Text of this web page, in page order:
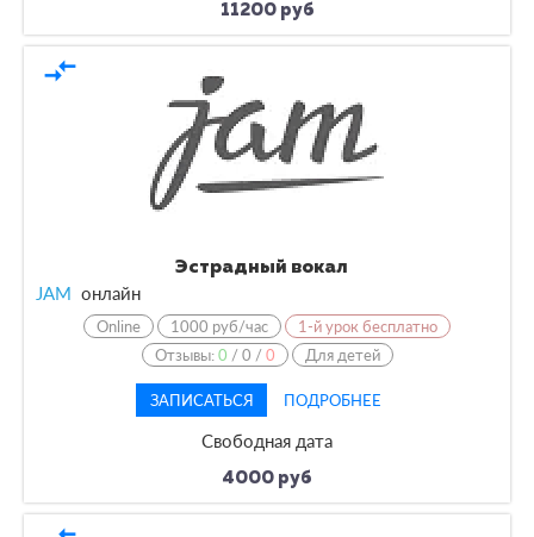
11200 руб
compare_arrows
Эстрадный вокал
JAM онлайн
Online 1000 руб/час
1-й урок бесплатно
Отзывы:0 /0 /0 Для детей
ЗАПИСАТЬСЯ ПОДРОБНЕЕ
Свободная дата
4000 руб